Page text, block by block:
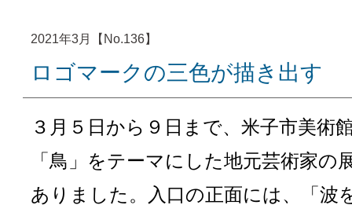
2021年3月【No.136】
ロゴマークの三色が描き出す
３月５日から９日まで、米子市美術
「鳥」をテーマにした地元芸術家の
ありました。入口の正面には、「波